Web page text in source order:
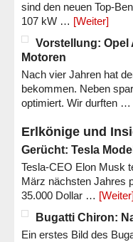
sind den neuen Top-
107 kW … [Weiter]
Vorstellung: Opel
Motoren
Nach vier Jahren hat
bekommen. Neben
optimiert. Wir durften …
Erlkönige und
Gerücht: Tesla
Tesla-CEO Elon Musk
März nächsten Jahres
35.000 Dollar …
Bugatti Chiron:
Ein erstes Bild des